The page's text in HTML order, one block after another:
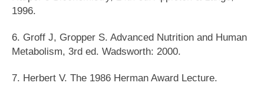
1996.
6. Groff J, Gropper S. Advanced Nutrition and Human
Metabolism, 3rd ed. Wadsworth: 2000.
7. Herbert V. The 1986 Herman Award Lecture.